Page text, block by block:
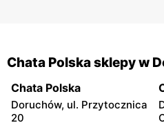
Chata Polska sklepy w
Chata Polska
Doruchów, ul. Przytocznica
20